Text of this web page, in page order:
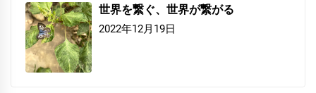
世界を繋ぐ、世界が繋がる
2022年12月19日